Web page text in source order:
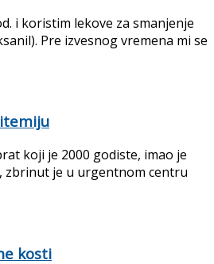
i koristim lekove za smanjenje
Pre izvesnog vremena mi se
koji je 2000 godiste, imao je
zbrinut je u urgentnom centru
kosti